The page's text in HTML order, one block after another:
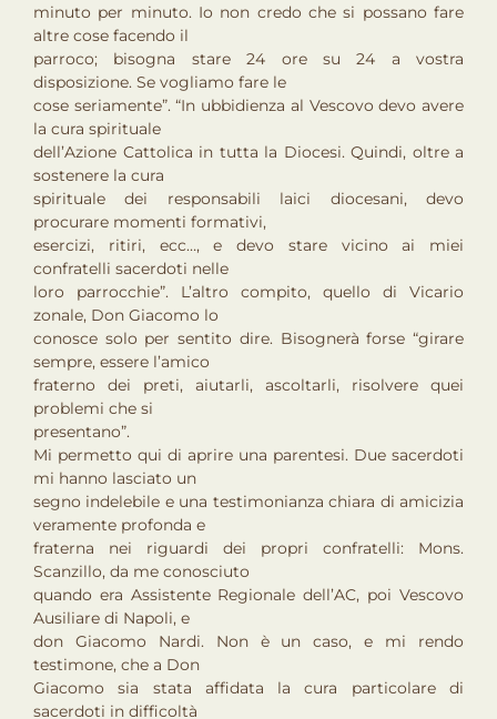
minuto per minuto. Io non credo che si possano fare
altre cose facendo il
parroco; bisogna stare 24 ore su 24 a vostra
disposizione. Se vogliamo fare le
cose seriamente”. “In ubbidienza al Vescovo devo avere
la cura spirituale
dell’Azione Cattolica in tutta la Diocesi. Quindi, oltre a
sostenere la cura
spirituale dei responsabili laici diocesani, devo
procurare momenti formativi,
esercizi, ritiri, ecc…, e devo stare vicino ai miei
confratelli sacerdoti nelle
loro parrocchie”. L’altro compito, quello di Vicario
zonale, Don Giacomo lo
conosce solo per sentito dire. Bisognerà forse “girare
sempre, essere l’amico
fraterno dei preti, aiutarli, ascoltarli, risolvere quei
problemi che si
presentano”.
Mi permetto qui di aprire una parentesi. Due sacerdoti
mi hanno lasciato un
segno indelebile e una testimonianza chiara di amicizia
veramente profonda e
fraterna nei riguardi dei propri confratelli: Mons.
Scanzillo, da me conosciuto
quando era Assistente Regionale dell’AC, poi Vescovo
Ausiliare di Napoli, e
don Giacomo Nardi. Non è un caso, e mi rendo
testimone, che a Don
Giacomo sia stata affidata la cura particolare di
sacerdoti in difficoltà